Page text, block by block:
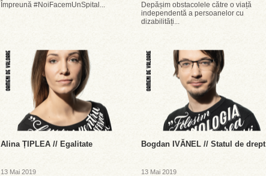
Împreună #NoiFacemUnSpital...
Depășim obstacolele către o viață
independentă a persoanelor cu
dizabilități...
Alina ȚIPLEA // Egalitate
13 Mai 2019
Bogdan IVĂNEL // Statul de drept
13 Mai 2019